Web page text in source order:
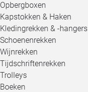
Opbergboxen
Kapstokken & Haken
Kledingrekken & -hangers
Schoenenrekken
Wijnrekken
Tijdschriftenrekken
Trolleys
Boeken